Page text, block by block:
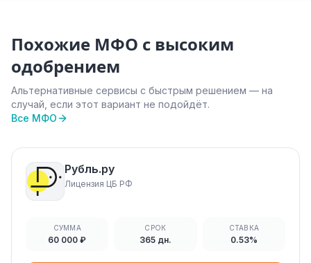
Похожие МФО с высоким
одобрением
Альтернативные сервисы с быстрым решением — на
случай, если этот вариант не подойдёт.
Все МФО
Рубль.ру
Лицензия ЦБ РФ
СУММА
60 000 ₽
СРОК
365 дн.
СТАВКА
0.53%